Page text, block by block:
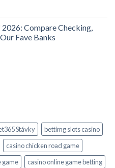
Compare Checking,
Fave Banks
Stávky
bettimg slots casino
casino chicken road game
game
casino online game betting